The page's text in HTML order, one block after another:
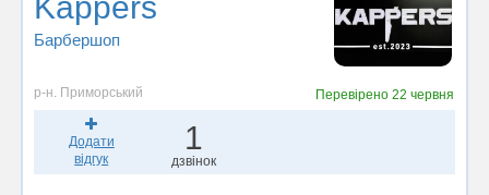
Барбершоп
р-н. Приморський Перевірено22 червня
Додати
відгук
1
дзвінок